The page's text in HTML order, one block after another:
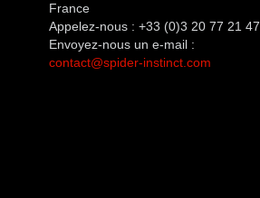
France
Appelez-nous : +33 (0)3 20 77 21 47
Envoyez-nous un e-mail :
contact@spider-instinct.com